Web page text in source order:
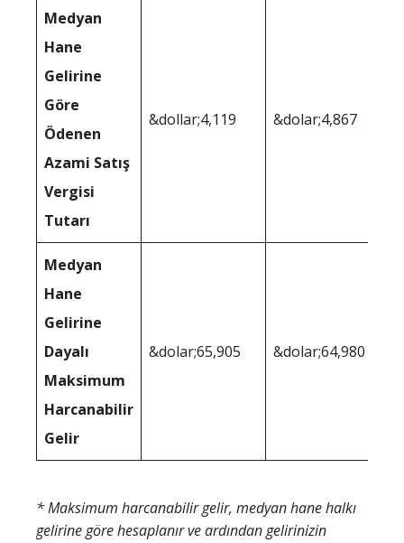
Medyan
Hane
Gelirine
Göre
Ödenen
Azami Satış
Vergisi
Tutarı
&dollar;4,119 &dolar;4,867
Medyan
Hane
Gelirine
Dayalı
Maksimum
Harcanabilir
Gelir
&dolar;65,905 &dolar;64,980
* Maksimum harcanabilir gelir, medyan hane halkı
gelirine göre hesaplanır ve ardından gelirinizin